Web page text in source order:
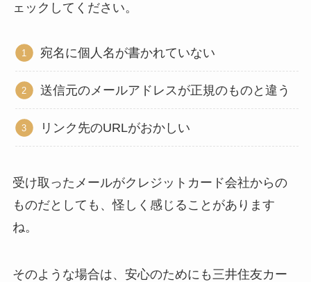
ェックしてください。
宛名に個人名が書かれていない
送信元のメールアドレスが正規のものと違う
リンク先のURLがおかしい
受け取ったメールがクレジットカード会社からの
ものだとしても、怪しく感じることがあります
ね。
そのような場合は、安心のためにも三井住友カー